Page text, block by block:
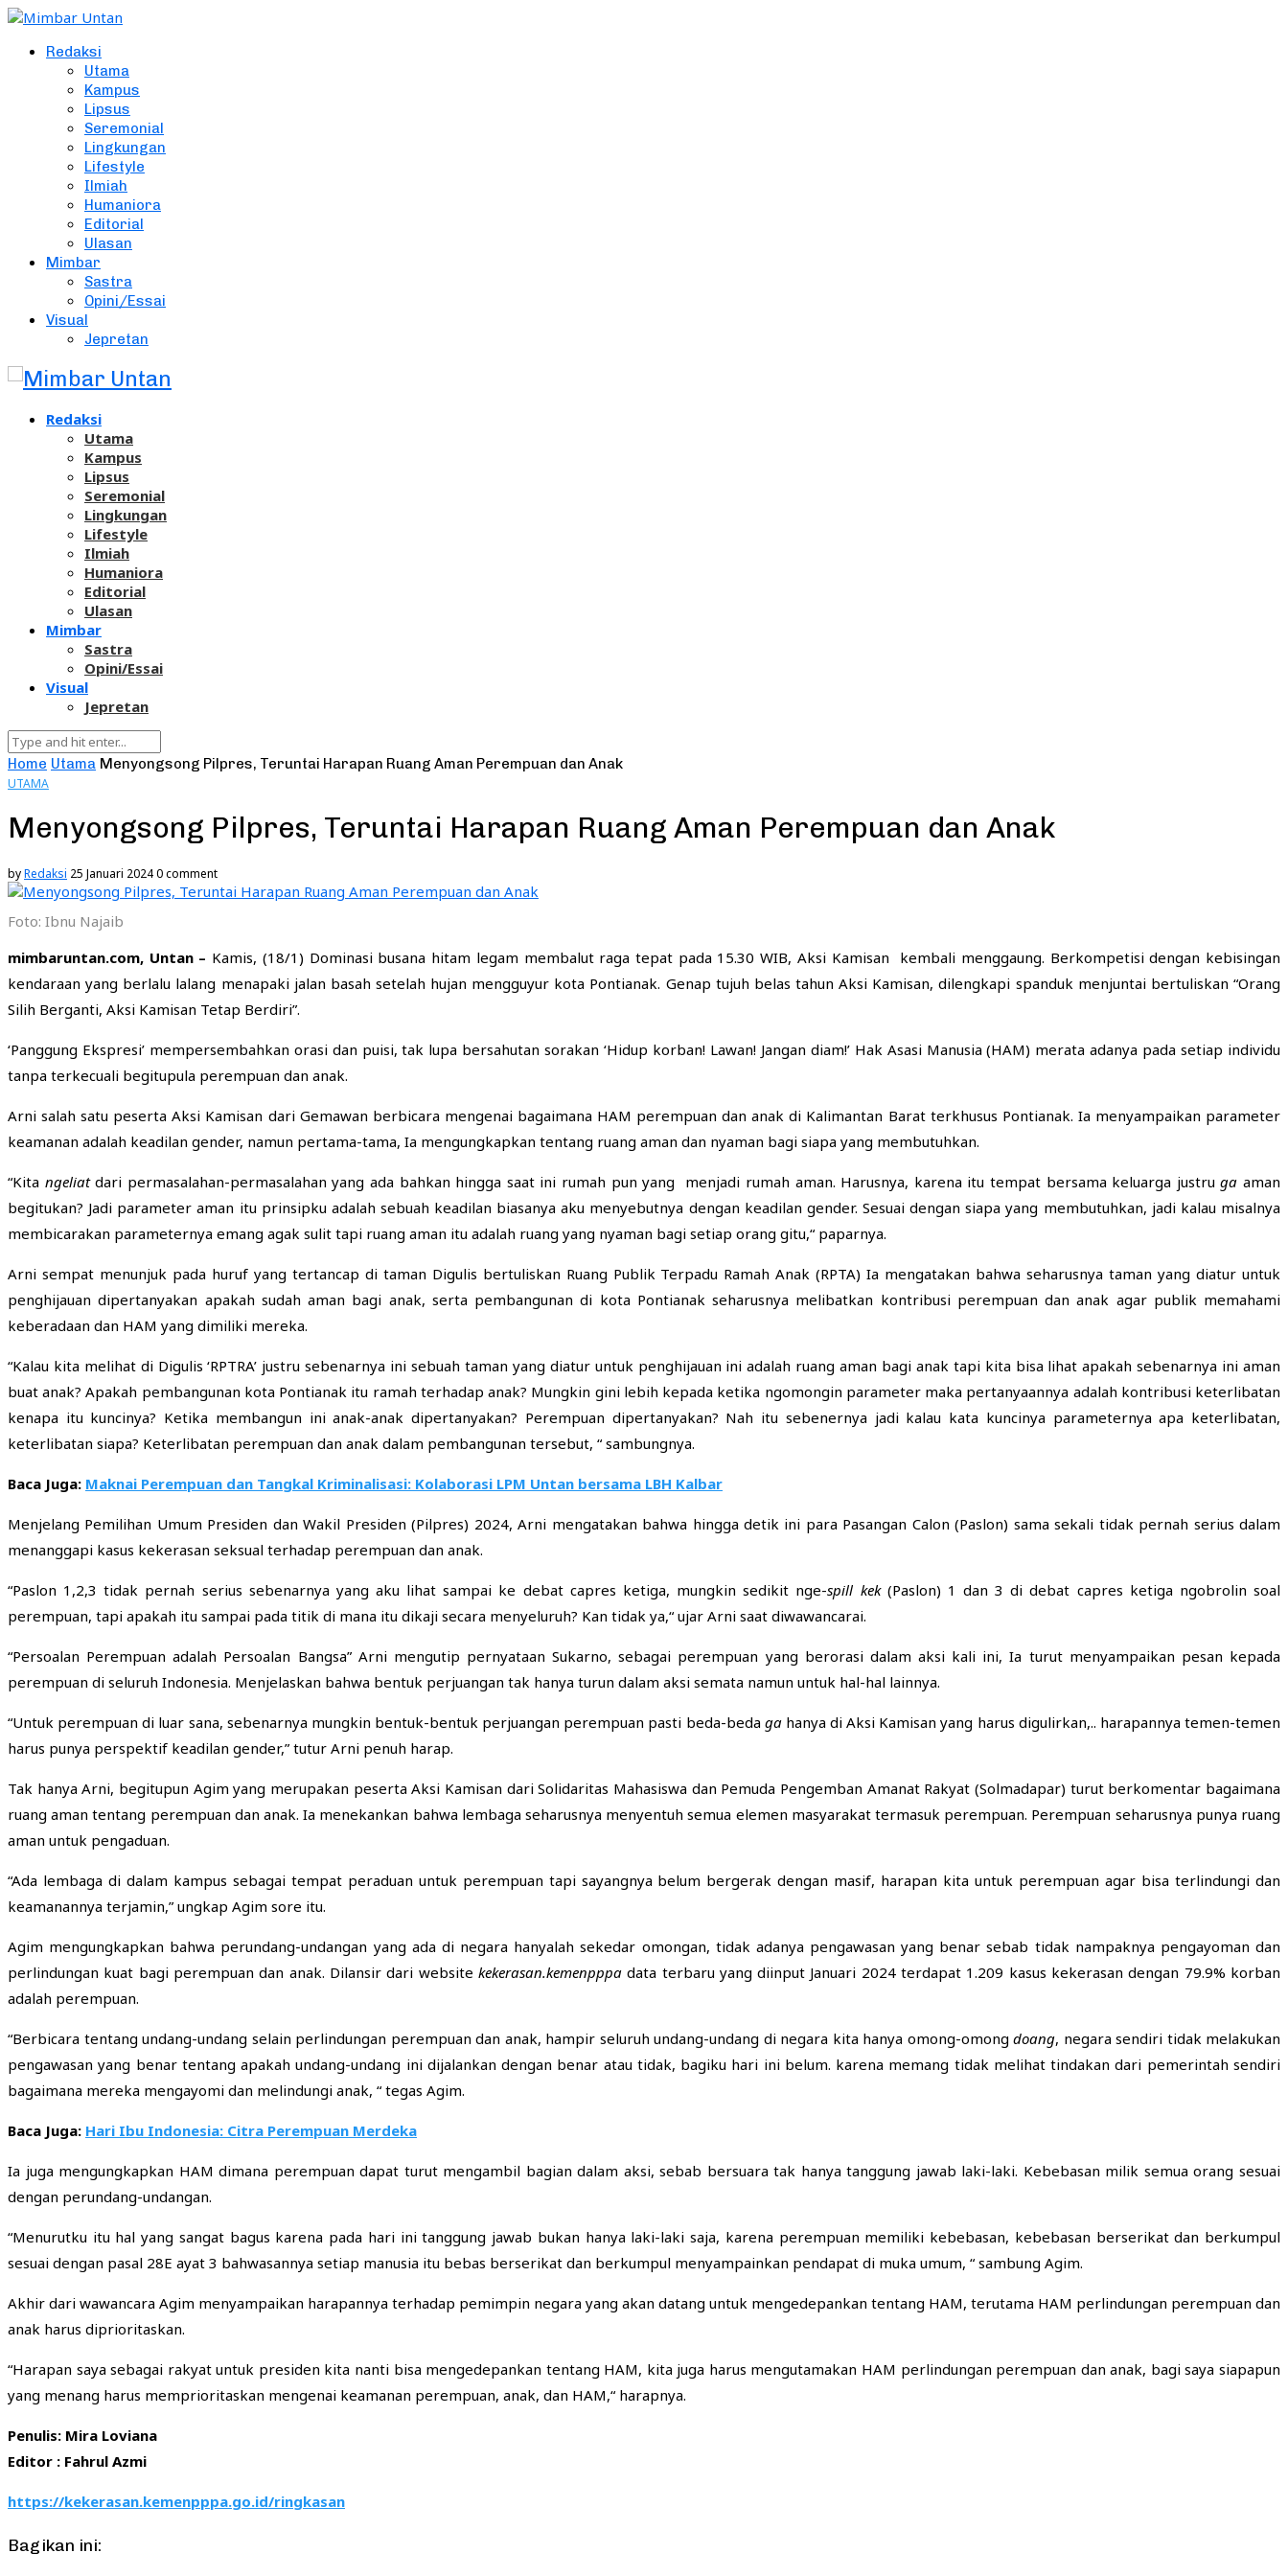
Redaksi
Utama
Kampus
Lipsus
Seremonial
Lingkungan
Lifestyle
Ilmiah
Humaniora
Editorial
Ulasan
Mimbar
Sastra
Opini/Essai
Visual
Jepretan
Redaksi
Utama
Kampus
Lipsus
Seremonial
Lingkungan
Lifestyle
Ilmiah
Humaniora
Editorial
Ulasan
Mimbar
Sastra
Opini/Essai
Visual
Jepretan
Home Utama Menyongsong Pilpres, Teruntai Harapan Ruang Aman Perempuan dan Anak
UTAMA
Menyongsong Pilpres, Teruntai Harapan Ruang Aman Perempuan dan Anak
byRedaksi 25 Januari 20240 comment
Foto: Ibnu Najaib
mimbaruntan.com, Untan – Kamis, (18/1) Dominasi busana hitam legam membalut raga tepat pada 15.30 WIB, Aksi Kamisan kembali menggaung. Berkompetisi dengan kebisingan
kendaraan yang berlalu lalang menapaki jalan basah setelah hujan mengguyur kota Pontianak. Genap tujuh belas tahun Aksi Kamisan, dilengkapi spanduk menjuntai bertuliskan “Orang
Silih Berganti, Aksi Kamisan Tetap Berdiri”.
‘Panggung Ekspresi’ mempersembahkan orasi dan puisi, tak lupa bersahutan sorakan ‘Hidup korban! Lawan! Jangan diam!’ Hak Asasi Manusia (HAM) merata adanya pada setiap individu
tanpa terkecuali begitupula perempuan dan anak.
Arni salah satu peserta Aksi Kamisan dari Gemawan berbicara mengenai bagaimana HAM perempuan dan anak di Kalimantan Barat terkhusus Pontianak. Ia menyampaikan parameter
keamanan adalah keadilan gender, namun pertama-tama, Ia mengungkapkan tentang ruang aman dan nyaman bagi siapa yang membutuhkan.
“Kita ngeliatdari permasalahan-permasalahan yang ada bahkan hingga saat ini rumah pun yang menjadi rumah aman. Harusnya, karena itu tempat bersama keluarga justruga aman
begitukan? Jadi parameter aman itu prinsipku adalah sebuah keadilan biasanya aku menyebutnya dengan keadilan gender. Sesuai dengan siapa yang membutuhkan, jadi kalau misalnya
membicarakan parameternya emang agak sulit tapi ruang aman itu adalah ruang yang nyaman bagi setiap orang gitu,“ paparnya.
Arni sempat menunjuk pada huruf yang tertancap di taman Digulis bertuliskan Ruang Publik Terpadu Ramah Anak (RPTA) Ia mengatakan bahwa seharusnya taman yang diatur untuk
penghijauan dipertanyakan apakah sudah aman bagi anak, serta pembangunan di kota Pontianak seharusnya melibatkan kontribusi perempuan dan anak agar publik memahami
keberadaan dan HAM yang dimiliki mereka.
“Kalau kita melihat di Digulis ‘RPTRA’ justru sebenarnya ini sebuah taman yang diatur untuk penghijauan ini adalah ruang aman bagi anak tapi kita bisa lihat apakah sebenarnya ini aman
buat anak? Apakah pembangunan kota Pontianak itu ramah terhadap anak? Mungkin gini lebih kepada ketika ngomongin parameter maka pertanyaannya adalah kontribusi keterlibatan
kenapa itu kuncinya? Ketika membangun ini anak-anak dipertanyakan? Perempuan dipertanyakan? Nah itu sebenernya jadi kalau kata kuncinya parameternya apa keterlibatan,
keterlibatan siapa? Keterlibatan perempuan dan anak dalam pembangunan tersebut, “ sambungnya.
Baca Juga: Maknai Perempuan dan Tangkal Kriminalisasi: Kolaborasi LPM Untan bersama LBH Kalbar
Menjelang Pemilihan Umum Presiden dan Wakil Presiden (Pilpres) 2024, Arni mengatakan bahwa hingga detik ini para Pasangan Calon (Paslon) sama sekali tidak pernah serius dalam
menanggapi kasus kekerasan seksual terhadap perempuan dan anak.
“Paslon 1,2,3 tidak pernah serius sebenarnya yang aku lihat sampai ke debat capres ketiga, mungkin sedikit nge-spill kek(Paslon) 1 dan 3 di debat capres ketiga ngobrolin soal
perempuan, tapi apakah itu sampai pada titik di mana itu dikaji secara menyeluruh? Kan tidak ya,“ ujar Arni saat diwawancarai.
“Persoalan Perempuan adalah Persoalan Bangsa” Arni mengutip pernyataan Sukarno, sebagai perempuan yang berorasi dalam aksi kali ini, Ia turut menyampaikan pesan kepada
perempuan di seluruh Indonesia. Menjelaskan bahwa bentuk perjuangan tak hanya turun dalam aksi semata namun untuk hal-hal lainnya.
“Untuk perempuan di luar sana, sebenarnya mungkin bentuk-bentuk perjuangan perempuan pasti beda-beda gahanya di Aksi Kamisan yang harus digulirkan,.. harapannya temen-temen
harus punya perspektif keadilan gender,” tutur Arni penuh harap.
Tak hanya Arni, begitupun Agim yang merupakan peserta Aksi Kamisan dari Solidaritas Mahasiswa dan Pemuda Pengemban Amanat Rakyat (Solmadapar) turut berkomentar bagaimana
ruang aman tentang perempuan dan anak. Ia menekankan bahwa lembaga seharusnya menyentuh semua elemen masyarakat termasuk perempuan. Perempuan seharusnya punya ruang
aman untuk pengaduan.
“Ada lembaga di dalam kampus sebagai tempat peraduan untuk perempuan tapi sayangnya belum bergerak dengan masif, harapan kita untuk perempuan agar bisa terlindungi dan
keamanannya terjamin,” ungkap Agim sore itu.
Agim mengungkapkan bahwa perundang-undangan yang ada di negara hanyalah sekedar omongan, tidak adanya pengawasan yang benar sebab tidak nampaknya pengayoman dan
perlindungan kuat bagi perempuan dan anak. Dilansir dari website kekerasan.kemenpppa data terbaru yang diinput Januari 2024 terdapat 1.209 kasus kekerasan dengan 79.9% korban
adalah perempuan.
“Berbicara tentang undang-undang selain perlindungan perempuan dan anak, hampir seluruh undang-undang di negara kita hanya omong-omong doang, negara sendiri tidak melakukan
pengawasan yang benar tentang apakah undang-undang ini dijalankan dengan benar atau tidak, bagiku hari ini belum. karena memang tidak melihat tindakan dari pemerintah sendiri
bagaimana mereka mengayomi dan melindungi anak, “ tegas Agim.
Baca Juga: Hari Ibu Indonesia: Citra Perempuan Merdeka
Ia juga mengungkapkan HAM dimana perempuan dapat turut mengambil bagian dalam aksi, sebab bersuara tak hanya tanggung jawab laki-laki. Kebebasan milik semua orang sesuai
dengan perundang-undangan.
“Menurutku itu hal yang sangat bagus karena pada hari ini tanggung jawab bukan hanya laki-laki saja, karena perempuan memiliki kebebasan, kebebasan berserikat dan berkumpul
sesuai dengan pasal 28E ayat 3 bahwasannya setiap manusia itu bebas berserikat dan berkumpul menyampainkan pendapat di muka umum, “ sambung Agim.
Akhir dari wawancara Agim menyampaikan harapannya terhadap pemimpin negara yang akan datang untuk mengedepankan tentang HAM, terutama HAM perlindungan perempuan dan
anak harus diprioritaskan.
“Harapan saya sebagai rakyat untuk presiden kita nanti bisa mengedepankan tentang HAM, kita juga harus mengutamakan HAM perlindungan perempuan dan anak, bagi saya siapapun
yang menang harus memprioritaskan mengenai keamanan perempuan, anak, dan HAM,“ harapnya.
Penulis: Mira Loviana
Editor : Fahrul Azmi
https://kekerasan.kemenpppa.go.id/ringkasan
Bagikan ini: